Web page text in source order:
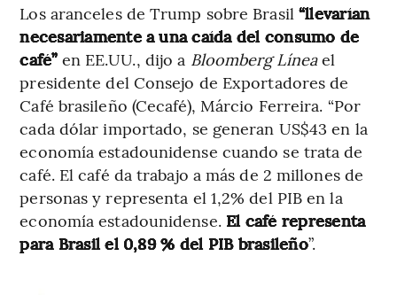
Los aranceles de Trump sobre Brasil “llevarían
necesariamente a una caída del consumo de
café”en EE.UU., dijo a Bloomberg Líneael
presidente del Consejo de Exportadores de
Café brasileño (Cecafé), Márcio Ferreira. “Por
cada dólar importado, se generan US$43 en la
economía estadounidense cuando se trata de
café. El café da trabajo a más de 2 millones de
personas y representa el 1,2% del PIB en la
economía estadounidense. El café representa
para Brasil el 0,89 % del PIB brasileño”.